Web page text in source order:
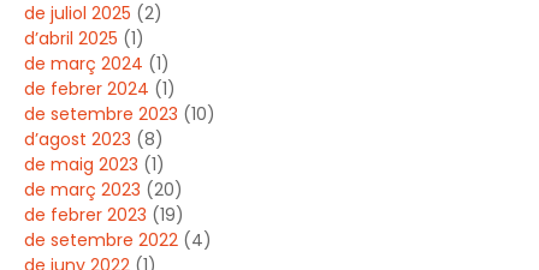
de juliol 2025 (2)
d’abril 2025 (1)
de març 2024 (1)
de febrer 2024 (1)
de setembre 2023 (10)
d’agost 2023 (8)
de maig 2023 (1)
de març 2023 (20)
de febrer 2023 (19)
de setembre 2022 (4)
de juny 2022 (1)